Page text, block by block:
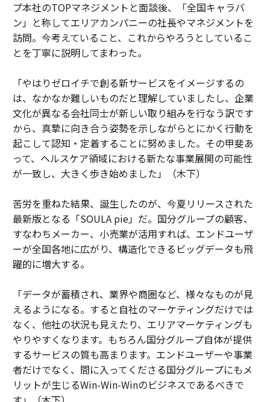
プ本社のTOPマネジメントと面談後、「全国キャラバ
ン」と称してエリアカンパニーの社長やマネジメントを
訪問。今考えていること、これからやろうとしているこ
とを丁寧に説明してまわった。
「やはりゼロイチで創る新サービスをイメージするの
は、なかなか難しいものだと理解していましたし、企業
文化が異なる会社同士が新しい取り組みを行なう訳です
から、真摯に向き合う姿勢を示しながらとにかく行動を
起こして認知・定着することに努めました。その甲斐あ
って、ヘルスケア領域における新たな事業展開の可能性
が一致し、大きく歩き始めました」（木下）
苦労を重ねた結果、誕生したのが、今夏リリースされた
最新版となる「SOULA pie」だ。国分グループの顧客、
すなわちメーカー、小売業が活用すれば、エンドユーザ
ーが全国各地に広がり、構造化できるビッグデータも飛
躍的に増大する。
「データが蓄積され、業界や商圏など、様々なものが見
えるようになる。すると自社のマーケティングだけでは
なく、他社の状況も見えたり、エリアマーケティングも
やりやすくなります。もちろん国分グループ自体が提供
するサービスの質も高まります。エンドユーザーや事業
者だけでなく、間に入ってくださる国分グループにもメ
リットが生じるWin-Win-Winのビジネスであるべきで